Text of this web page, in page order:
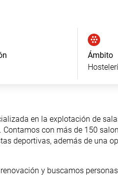
Ámbito
en la explotación de
con más de 150
deportivas, además de una
y buscamos